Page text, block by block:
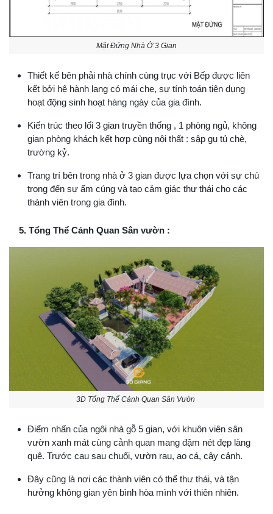
Mặt Đứng Nhà Ở 3 Gian
Thiết kế bên phải nhà chính cùng trục với Bếp được liên
kết bởi hệ hành lang có mái che, sự tính toán tiện dụng
hoạt động sinh hoạt hàng ngày của gia đình.
Kiến trúc theo lối 3 gian truyền thống , 1 phòng ngủ, không
gian phòng khách kết hợp cùng nội thất : sập gụ tủ chè,
trường kỷ.
Trang trí bên trong nhà ở 3 gian được lựa chọn với sự chú
trọng đến sự ấm cúng và tạo cảm giác thư thái cho các
thành viên trong gia đình.
5. Tổng Thể Cảnh Quan Sân vườn :
3D Tổng Thể Cảnh Quan Sân Vườn
Điểm nhấn của ngôi nhà gỗ 5 gian, với khuôn viên sân
vườn xanh mát cùng cảnh quan mang đậm nét đẹp làng
quê. Trước cau sau chuối, vườn rau, ao cá, cây cảnh.
Đây cũng là nơi các thành viên có thể thư thái, và tận
hưởng không gian yên bình hòa mình với thiên nhiên.